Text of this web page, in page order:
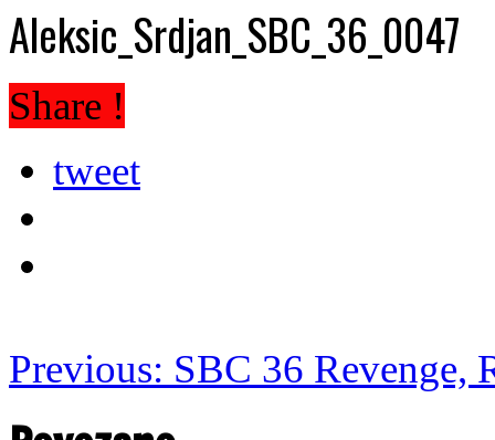
Aleksic_Srdjan_SBC_36_0047
Share !
tweet
Previous: SBC 36 Revenge,